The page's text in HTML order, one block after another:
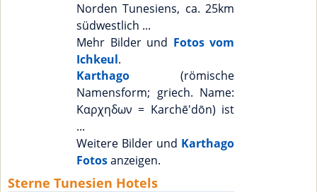
Norden Tunesiens, ca. 25km
südwestlich ...
Mehr Bilder und Fotos vom
Ichkeul.
Karthago (römische
Namensform; griech. Name:
Καρχηδων = Karchē'dōn) ist
...
Weitere Bilder und Karthago
Fotosanzeigen.
Sterne Tunesien Hotels